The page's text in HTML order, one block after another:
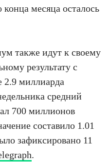
месяца осталось
также идут к своему
результату с
2.9 миллиарда
средний
700 миллионов
составило 1.01
зафиксировано 11
.